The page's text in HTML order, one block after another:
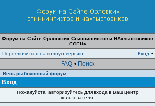
Форум на Сайте Орловских Спиннингистов и НАхлыстовиков
СОСНа
Переключиться на полную версию
Вход •
FAQ • Поиск
Весь рыболовный форум
Вход
Пожалуйста, авторизуйтесь для входа в Ваш центр
пользователя.